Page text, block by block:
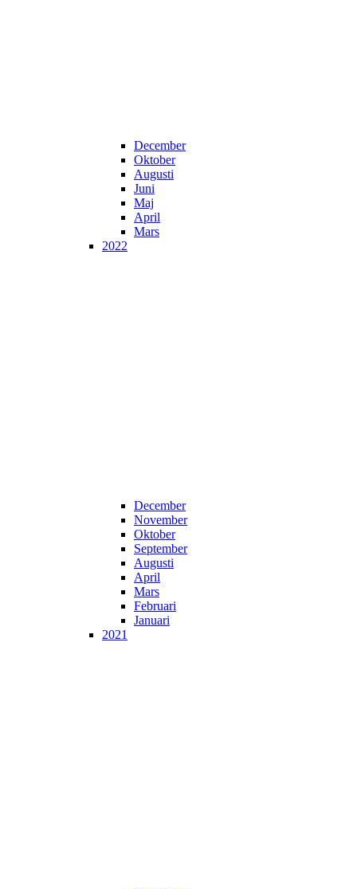
December
Oktober
Augusti
Juni
Maj
April
Mars
2022
December
November
Oktober
September
Augusti
April
Mars
Februari
Januari
2021